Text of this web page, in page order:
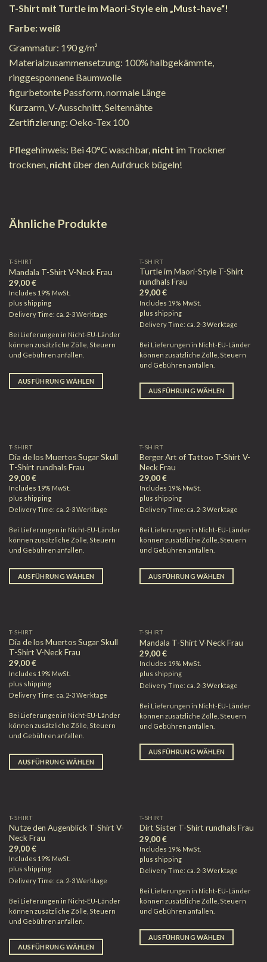
T-Shirt mit Turtle im Maori-Style ein „Must-have“!
Farbe: weiß
Grammatur: 190 g/m²
Materialzusammensetzung: 100% halbgekämmte,
ringgesponnene Baumwolle
figurbetonte Passform, normale Länge
Kurzarm, V-Ausschnitt, Seitennähte
Zertifizierung: Oeko-Tex 100
Pflegehinweis: Bei 40°C waschbar, nicht im Trockner
trocknen, nicht über den Aufdruck bügeln!
Ähnliche Produkte
T-SHIRT
Mandala T-Shirt V-Neck Frau
29,00€
Includes 19% MwSt.
plus shipping
Delivery Time: ca. 2-3 Werktage
Bei Lieferungen in Nicht-EU-Länder
können zusätzliche Zölle, Steuern
und Gebühren anfallen.
AUSFÜHRUNG WÄHLEN
T-SHIRT
Turtle im Maori-Style T-Shirt
rundhals Frau
29,00€
Includes 19% MwSt.
plus shipping
Delivery Time: ca. 2-3 Werktage
Bei Lieferungen in Nicht-EU-Länder
können zusätzliche Zölle, Steuern
und Gebühren anfallen.
AUSFÜHRUNG WÄHLEN
T-SHIRT
Dia de los Muertos Sugar Skull
T-Shirt rundhals Frau
29,00€
Includes 19% MwSt.
plus shipping
Delivery Time: ca. 2-3 Werktage
Bei Lieferungen in Nicht-EU-Länder
können zusätzliche Zölle, Steuern
und Gebühren anfallen.
AUSFÜHRUNG WÄHLEN
T-SHIRT
Berger Art of Tattoo T-Shirt V-
Neck Frau
29,00€
Includes 19% MwSt.
plus shipping
Delivery Time: ca. 2-3 Werktage
Bei Lieferungen in Nicht-EU-Länder
können zusätzliche Zölle, Steuern
und Gebühren anfallen.
AUSFÜHRUNG WÄHLEN
T-SHIRT
Dia de los Muertos Sugar Skull
T-Shirt V-Neck Frau
29,00€
Includes 19% MwSt.
plus shipping
Delivery Time: ca. 2-3 Werktage
Bei Lieferungen in Nicht-EU-Länder
können zusätzliche Zölle, Steuern
und Gebühren anfallen.
AUSFÜHRUNG WÄHLEN
T-SHIRT
Mandala T-Shirt V-Neck Frau
29,00€
Includes 19% MwSt.
plus shipping
Delivery Time: ca. 2-3 Werktage
Bei Lieferungen in Nicht-EU-Länder
können zusätzliche Zölle, Steuern
und Gebühren anfallen.
AUSFÜHRUNG WÄHLEN
T-SHIRT
Nutze den Augenblick T-Shirt V-
Neck Frau
29,00€
Includes 19% MwSt.
plus shipping
Delivery Time: ca. 2-3 Werktage
Bei Lieferungen in Nicht-EU-Länder
können zusätzliche Zölle, Steuern
und Gebühren anfallen.
AUSFÜHRUNG WÄHLEN
T-SHIRT
Dirt Sister T-Shirt rundhals Frau
29,00€
Includes 19% MwSt.
plus shipping
Delivery Time: ca. 2-3 Werktage
Bei Lieferungen in Nicht-EU-Länder
können zusätzliche Zölle, Steuern
und Gebühren anfallen.
AUSFÜHRUNG WÄHLEN